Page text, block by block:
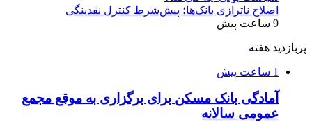
اصلاح ناترازی بانک‌ها؛ پیش‌شرط کنترل نقدینگی
9 ساعت پیش
پربازدید هفته
1 ساعت پیش
آمادگی بانک مسکن برای برگزاری به موقع مجمع
عمومی سالانه